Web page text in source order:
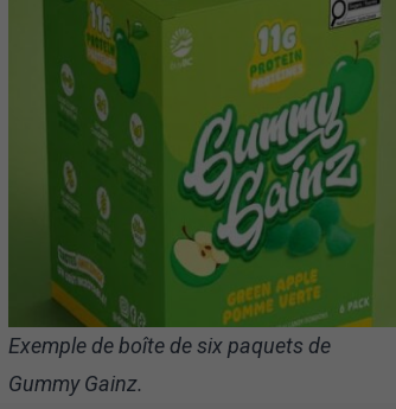
Exemple de boîte de six paquets de
Gummy Gainz.